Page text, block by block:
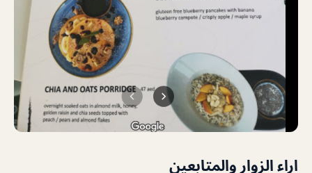
اراء الزوار والمتابعين